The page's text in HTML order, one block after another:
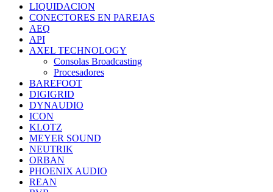
LIQUIDACION
CONECTORES EN PAREJAS
AEQ
API
AXEL TECHNOLOGY
Consolas Broadcasting
Procesadores
BAREFOOT
DIGIGRID
DYNAUDIO
ICON
KLOTZ
MEYER SOUND
NEUTRIK
ORBAN
PHOENIX AUDIO
REAN